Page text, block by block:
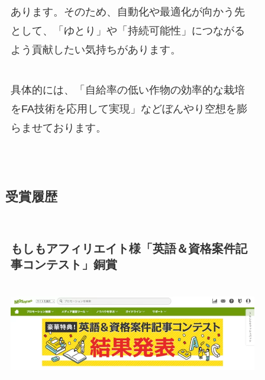
あります。そのため、自動化や最適化が向かう先
として、「ゆとり」や「持続可能性」につながる
よう貢献したい気持ちがあります。
具体的には、「自給率の低い作物の効率的な栽培
をFA技術を応用して実現」などぼんやり空想を膨
らませております。
受賞履歴
もしもアフィリエイト様「英語＆資格案件記
事コンテスト」銅賞